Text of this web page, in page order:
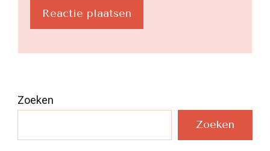
Zoeken
Zoeken